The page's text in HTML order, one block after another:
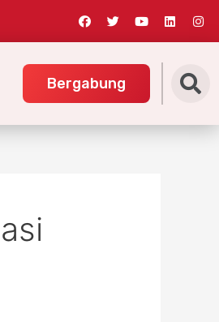
Bergabung